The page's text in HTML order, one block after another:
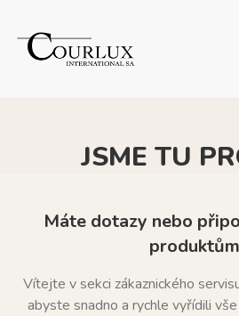
JSME TU
Máte dotazy nebo
Vítejte v sekci zákaznického
abyste snadno a rychle vyřídili